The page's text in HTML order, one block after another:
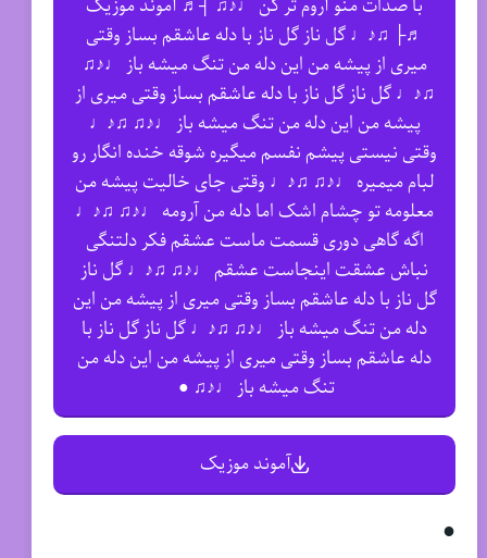
♬├ ♫♪♩ گل ناز گل ناز با دله عاشقم بساز وقتی
میری از پیشه من این دله من تنگ میشه باز ♩♪♫
♫♪♩ گل ناز گل ناز با دله عاشقم بساز وقتی میری از
پیشه من این دله من تنگ میشه باز ♩♪♫ ♫♪♩
وقتی نیستی پیشم نفسم میگیره شوقه خنده انگار رو
لبام میمیره ♩♪♫ ♫♪♩ وقتی جای خالیت پیشه من
معلومه تو چشام اشک اما دله من آرومه ♩♪♫ ♫♪♩
اگه گاهی دوری قسمت ماست عشقم فکر دلتنگی
نباش عشقت اینجاست عشقم ♩♪♫ ♫♪♩ گل ناز
گل ناز با دله عاشقم بساز وقتی میری از پیشه من این
دله من تنگ میشه باز ♩♪♫ ♫♪♩ گل ناز گل ناز با
دله عاشقم بساز وقتی میری از پیشه من این دله من
تنگ میشه باز ♩♪♫ ●
آموند موزیک
●